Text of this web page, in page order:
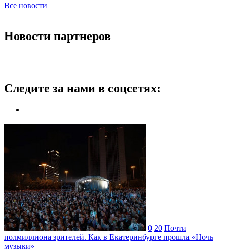
Все новости
Новости партнеров
Следите за нами в соцсетях:
0 20 Почти
полмиллиона зрителей. Как в Екатеринбурге прошла «Ночь
музыки»